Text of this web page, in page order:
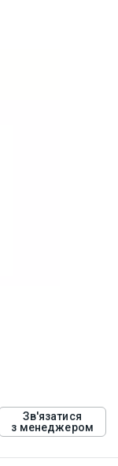
Зв'язатися
з менеджером